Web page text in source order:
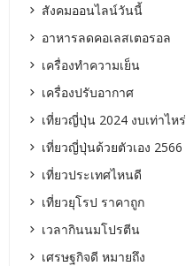
สังคมออนไลน์วันนี้
อาหารลดคอเลสเตอรอล
เครื่องทำความเย็น
เครื่องปรับอากาศ
เที่ยวญี่ปุ่น 2024 งบเท่าไหร่
เที่ยวญี่ปุ่นด้วยตัวเอง 2566
เที่ยวประเทศไหนดี
เที่ยวยุโรป ราคาถูก
เวลากินนมโปรตีน
เศรษฐกิจดี หมายถึง